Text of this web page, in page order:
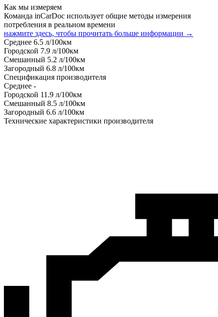
Как мы измеряем
Команда inCarDoc использует общие методы измерения
потребления в реальном времени
нажмите здесь, чтобы прочитать больше информации →
Среднее 6.5 л/100км
Городской 7.9 л/100км
Смешанный 5.2 л/100км
Загородный 6.8 л/100км
Спецификация производителя
Среднее -
Городской 11.9 л/100км
Смешанный 8.5 л/100км
Загородный 6.6 л/100км
Технические характеристики производителя